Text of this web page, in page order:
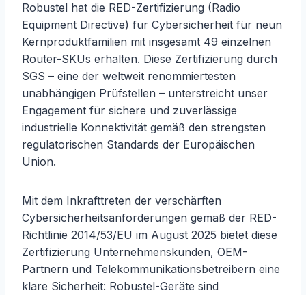
Robustel hat die RED-Zertifizierung (Radio
Equipment Directive) für Cybersicherheit für neun
Kernproduktfamilien mit insgesamt 49 einzelnen
Router-SKUs erhalten. Diese Zertifizierung durch
SGS – eine der weltweit renommiertesten
unabhängigen Prüfstellen – unterstreicht unser
Engagement für sichere und zuverlässige
industrielle Konnektivität gemäß den strengsten
regulatorischen Standards der Europäischen
Union.
Mit dem Inkrafttreten der verschärften
Cybersicherheitsanforderungen gemäß der RED-
Richtlinie 2014/53/EU im August 2025 bietet diese
Zertifizierung Unternehmenskunden, OEM-
Partnern und Telekommunikationsbetreibern eine
klare Sicherheit: Robustel-Geräte sind